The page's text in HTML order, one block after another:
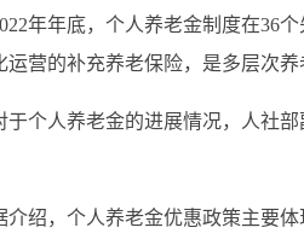
年年底，个人养老金制度在36个
运营的补充养老保险，是多层次养
人养老金的进展情况，人社部
，个人养老金优惠政策主要体